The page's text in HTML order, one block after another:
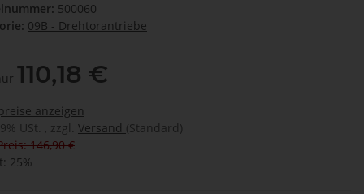
500060
09B - Drehtorantriebe
110,18 €
anzeigen
USt. , zzgl. Versand (Standard)
146,90 €
25%